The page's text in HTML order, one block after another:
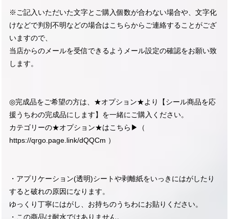
※ご記入いただいた文字とご購入個数が合わない場合や、文字化
けなどで判別不明などの場合はこちらからご連絡することがござ
いますので、
当店からのメールを受信できるようメール設定の確認をお願い致
します。
◎完成品をご希望の方は、★オプション★より【シール商品を応
援うちわの完成品にします】を一緒にご購入ください。
カテゴリーの★オプション★はこちら▶︎（
https://qrgo.page.link/dQQCm ）
・アプリケーション(透明)シートや剥離紙をいっきにはがしたり
すると破れの原因になります。
ゆっくり丁寧にはがし、お持ちのうちわにお貼りください。
・この商品は耐水ではありません。